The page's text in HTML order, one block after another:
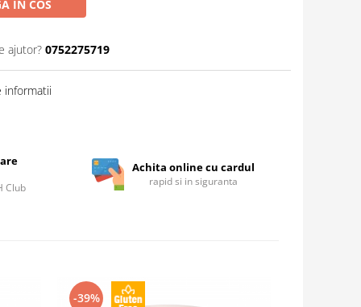
IN COS
ajutor? 0752275719
informatii
Club
Achita online cu cardul
rapid si in siguranta
-39%